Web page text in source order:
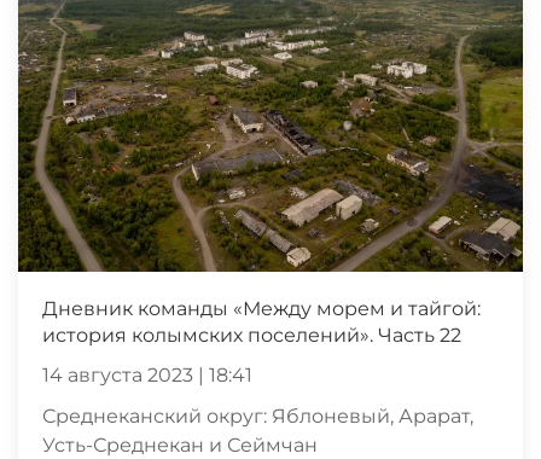
Дневник команды «Между морем и тайгой:
история колымских поселений». Часть 22
14 августа 2023 | 18:41
Среднеканский округ: Яблоневый, Арарат,
Усть-Среднекан и Сеймчан